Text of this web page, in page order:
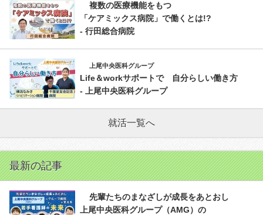
複数の医療機能をもつ
「ケアミックス病院」で働くとは!?
- 行田総合病院
上尾中央医科グループ
Life＆workサポートで 自分らしい働き方
- 上尾中央医科グループ
就活一覧へ
最新の記事
先輩たちのまなざしが成長をあとおし
上尾中央医科グループ（AMG）の